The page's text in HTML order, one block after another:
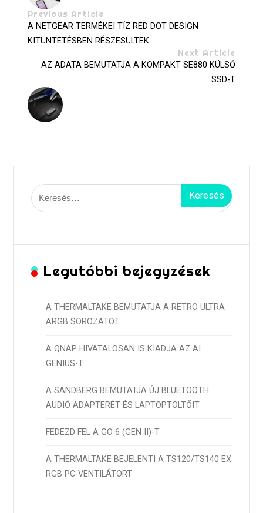
Previous Article
A NETGEAR TERMÉKEI TÍZ RED DOT DESIGN
KITÜNTETÉSBEN RÉSZESÜLTEK
Next Article
AZ ADATA BEMUTATJA A KOMPAKT SE880 KÜLSŐ
SSD-T
Keresés:
Legutóbbi bejegyzések
A THERMALTAKE BEMUTATJA A RETRO ULTRA
ARGB SOROZATOT
A QNAP HIVATALOSAN IS KIADJA AZ AI
GENIUS-T
A SANDBERG BEMUTATJA ÚJ BLUETOOTH
AUDIÓ ADAPTERÉT ÉS LAPTOPTÖLTŐIT
FEDEZD FEL A GO 6 (GEN II)-T
A THERMALTAKE BEJELENTI A TS120/TS140 EX
RGB PC-VENTILÁTORT